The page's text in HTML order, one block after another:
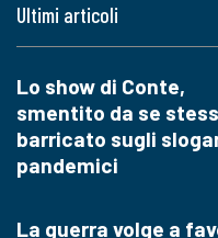
Ultimi articoli
Lo show di Conte,
smentito da se
barricato sugli
pandemici
La guerra volge a